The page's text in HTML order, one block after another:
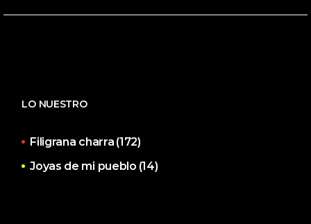
LO NUESTRO
Filigrana charra (172)
Joyas de mi pueblo (14)